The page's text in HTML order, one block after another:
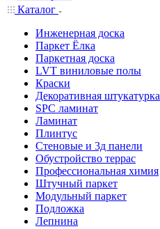
Каталог
Инженерная доска
Паркет Ёлка
Паркетная доска
LVT виниловые полы
Краски
Декоративная штукатурка
SPC ламинат
Ламинат
Плинтус
Стеновые и 3д панели
Обустройство террас
Профессиональная химия
Штучный паркет
Модульный паркет
Подложка
Лепнина